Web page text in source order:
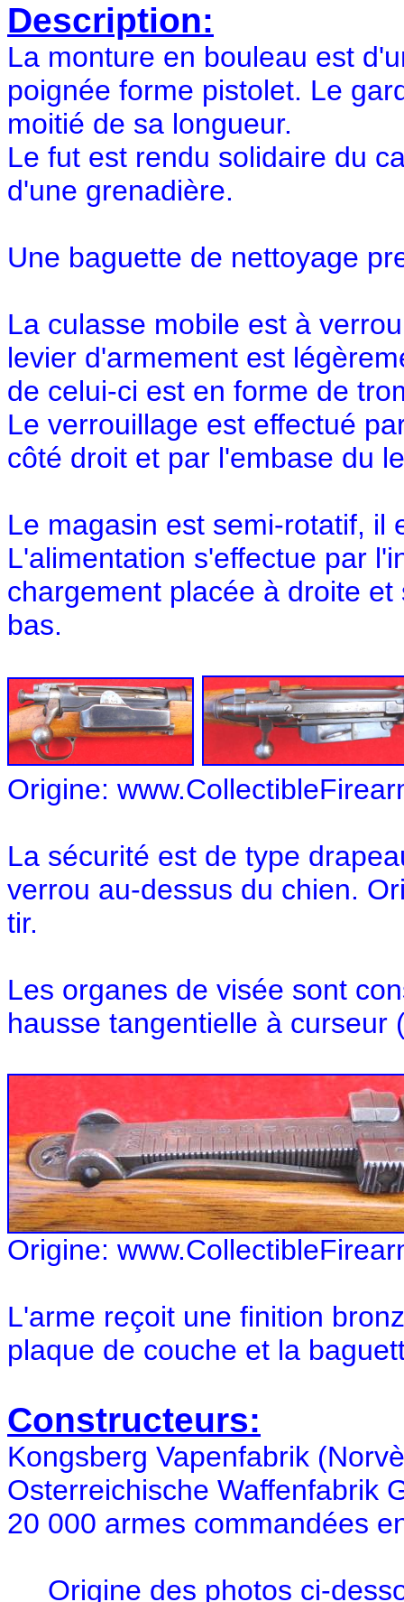
Description:
La monture en bouleau est
poignée forme pistolet. Le
moitié de sa longueur.
Le fut est rendu solidaire du
d'une grenadière.
Une baguette de nettoyage
La culasse mobile est à
levier d'armement est
de celui-ci est en forme de
Le verrouillage est effectué
côté droit et par l'embase du
Le magasin est semi-rotatif, il
L'alimentation s'effectue par
chargement placée à droite
bas.
Origine:
La sécurité est de type
verrou au-dessus du chien.
tir.
Les organes de visée sont
hausse tangentielle à curseur
Origine:
L'arme reçoit une finition
plaque de couche et la
Constructeurs:
Kongsberg Vapenfabrik
Osterreichische Waffenfabrik
20 000 armes commandées
Origine des photos ci-